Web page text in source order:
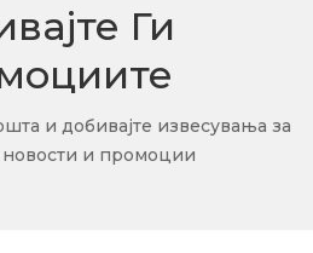
Ги
и добивајте извесувања за
новости и промоции